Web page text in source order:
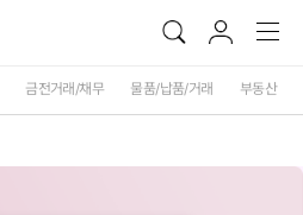
금전거래/채무 물품/납품/거래 부동산